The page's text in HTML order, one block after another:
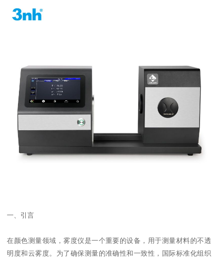
一、引言
在颜色测量领域，雾度仪是一个重要的设备，用于测量材料的不透
明度和云雾度。为了确保测量的准确性和一致性，国际标准化组织